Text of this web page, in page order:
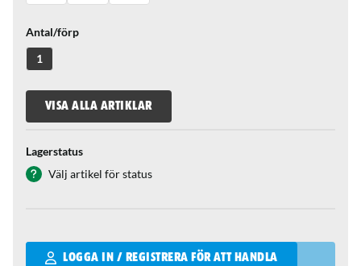
Antal/förp
1
VISA ALLA ARTIKLAR
Lagerstatus
Välj artikel för status
LOGGA IN / REGISTRERA FÖR ATT HANDLA
Qantity